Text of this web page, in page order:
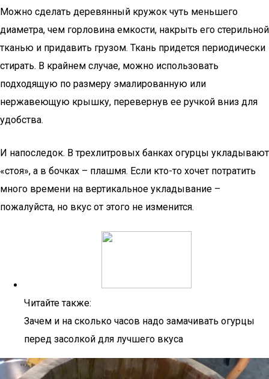
Можно сделать деревянный кружок чуть меньшего
диаметра, чем горловина емкости, накрыть его стерильной
тканью и придавить грузом. Ткань придется периодически
стирать. В крайнем случае, можно использовать
подходящую по размеру эмалированную или
нержавеющую крышку, перевернув ее ручкой вниз для
удобства.
И напоследок. В трехлитровых банках огурцы укладывают
«стоя», а в бочках – плашмя. Если кто-то хочет потратить
много времени на вертикальное укладывание –
пожалуйста, но вкус от этого не изменится.
Читайте также:
Зачем и на сколько часов надо замачивать огурцы
перед засолкой для лучшего вкуса